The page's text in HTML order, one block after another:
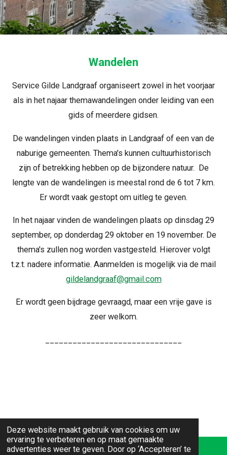
Deze website maakt gebruik van cookies om uw
ervaring te verbeteren en op maat gemaakte
advertenties weer te geven. Door op ‘Accepteren’ te
Wandelen
Service Gilde Landgraaf organiseert zowel in het voorjaar
als in het najaar themawandelingen onder leiding van een
gids of meerdere gidsen.
De wandelingen vinden plaats in Landgraaf of een van de
naburige gemeenten. Thema's kunnen cultuurhistorisch
zijn of betrekking hebben op de bijzondere natuur. De
lengte van de wandelingen is meestal rond de 6 tot 7 km.
Er wordt vaak gestopt om uitleg te geven.
In het najaar vinden de wandelingen plaats op dinsdag 29
september, op donderdag 29 oktober en 19 november. De
thema's zullen nog worden vastgesteld. Hierover volgt
t.z.t. nadere informatie. Aanmelden is mogelijk via de mail
gildelandgraaf@gmail.com
Er wordt geen bijdrage gevraagd, maar een vrije gave is
zeer welkom.